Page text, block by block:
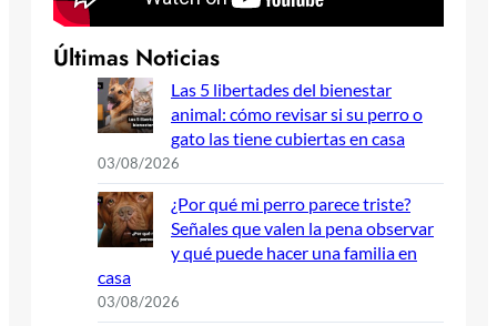
Últimas Noticias
Las 5 libertades del bienestar
animal: cómo revisar si su perro o
gato las tiene cubiertas en casa
03/08/2026
¿Por qué mi perro parece triste?
Señales que valen la pena observar
y qué puede hacer una familia en
casa
03/08/2026